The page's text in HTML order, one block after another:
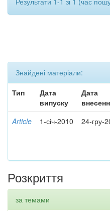
Знайдені матеріали:
Тип
Дата
випуску
Дата
Article 1-січ-2010 24-гру-
Розкриття
за темами